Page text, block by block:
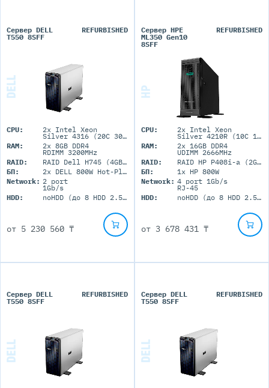
Сервер DELL
T550 8SFF
REFURBISHED
CPU: 2x Intel Xeon
Silver 4316 (20C 30M Cache 2.3GHz)
RAM:
2x 8GB DDR4
RDIMM 3200MHz
RAID:
RAID Dell H745 (4GB+BBU)
БП:
2x DELL 800W Hot-Plug
Network: 2 port
1Gb/s
HDD:
noHDD (до 8 HDD 2.5'' SFF)
от 5 230 560 ₸
Сервер HPE
ML350 Gen10
8SFF
REFURBISHED
CPU: 2x Intel Xeon
Silver 4210R (10C 13.75M Cache 2.40 GHz)
RAM:
2x 16GB DDR4
UDIMM 2666MHz
RAID:
RAID HP P408i-a (2GB+FBWC)
БП:
1x HP 800W
Network: 4 port 1Gb/s
RJ-45
HDD:
noHDD (до 8 HDD 2.5'' SFF)
от 3 678 431 ₸
Сервер DELL
T550 8SFF
REFURBISHED
Сервер DELL
T550 8SFF
REFURBISHED